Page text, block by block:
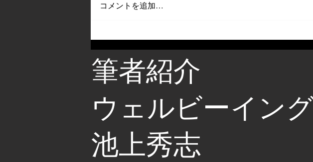
コメントを追加…
筆者紹介
ウェルビーイン
池上秀志